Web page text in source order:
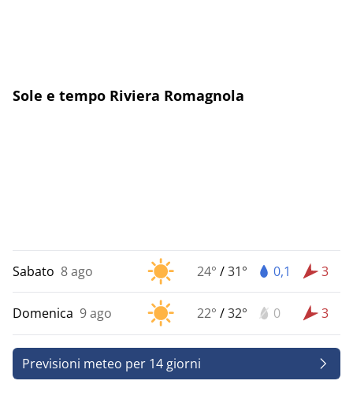
Sole e tempo Riviera Romagnola
Sabato 8 ago 24° /31° 0,1 3
Domenica 9 ago 22° /32° 0 3
Previsioni meteo per 14 giorni